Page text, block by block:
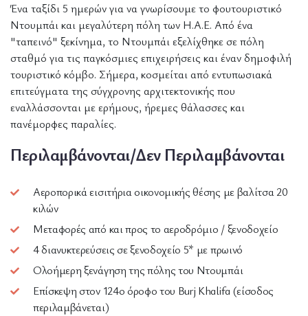
Ένα ταξίδι 5 ημερών για να γνωρίσουμε το φουτουριστικό
Ντουμπάι και μεγαλύτερη πόλη των Η.Α.Ε. Από ένα
"ταπεινό" ξεκίνημα, το Ντουμπάι εξελίχθηκε σε πόλη
σταθμό για τις παγκόσμιες επιχειρήσεις και έναν δημοφιλή
τουριστικό κόμβο. Σήμερα, κοσμείται από εντυπωσιακά
επιτεύγματα της σύγχρονης αρχιτεκτονικής που
εναλλάσσονται με ερήμους, ήρεμες θάλασσες και
πανέμορφες παραλίες.
Περιλαμβάνονται/Δεν Περιλαμβάνονται
Αεροπορικά εισιτήρια οικονομικής θέσης με βαλίτσα 20
κιλών
Μεταφορές από και προς το αεροδρόμιο / ξενοδοχείο
4 διανυκτερεύσεις σε ξενοδοχείο 5* με πρωινό
Ολοήμερη ξενάγηση της πόλης του Ντουμπάι
Επίσκεψη στον 124ο όροφο του Burj Khalifa (είσοδος
περιλαμβάνεται)